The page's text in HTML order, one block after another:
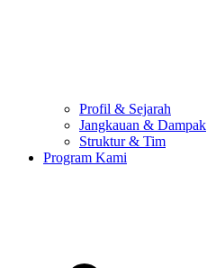
Profil & Sejarah
Jangkauan & Dampak
Struktur & Tim
Program Kami